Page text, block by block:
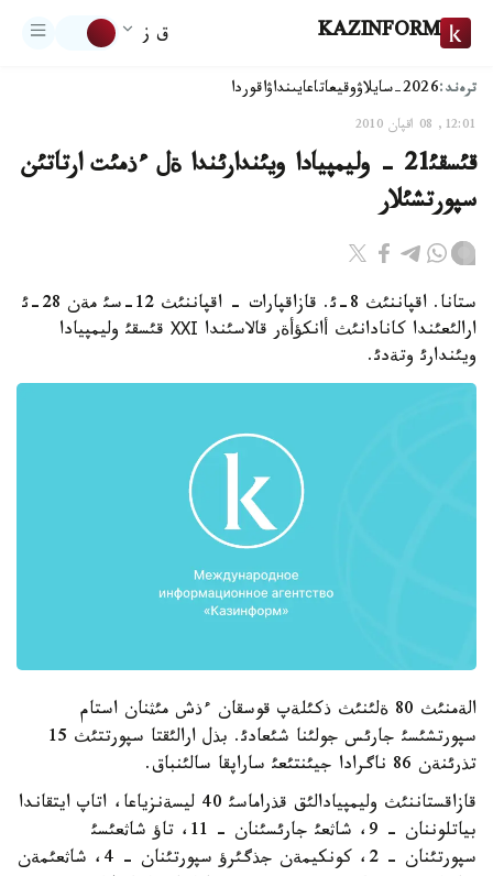
KAZINFORM ق ز
ترەند:2026-سايلاۋ وقيعاتاعايىنداۋاقوردا
12:01, 08 اقپان 2010
قئسقئ21 - وليمپيادا ويئندارئندا ةل ءذمئت ارتاتئن
سپورتشئلار
ستانا. اقپاننئث 8-ئ. قازاقپارات - اقپاننئث 12-سئ مةن 28-ئ
ارالئعئندا كانادانئث أانكؤأةر قالاسئندا ХХІ قئسقئ وليمپيادا
ويئندارئ وتةدئ.
الةمنئث 80 ةلئنئث ذكئلةپ قوسقان ءذش مئثنان استام
سپورتشئسئ جارئس جولئنا شئعادئ. بذل ارالئقتا سپورتتئث 15
تذرئنةن 86 ناگرادا جيئنتئعئ ساراپقا سالئنباق.
قازاقستاننئث وليمپيادالئق قذراماسئ 40 ليسةنزياعا، اتاپ ايتقاندا
بياتلوننان - 9، شاثعئ جارئسئنان - 11، تاؤ شاثعئسئ
سپورتئنان - 2، كونكيمةن جذگئرؤ سپورتئنان - 4، شاثعئمةن